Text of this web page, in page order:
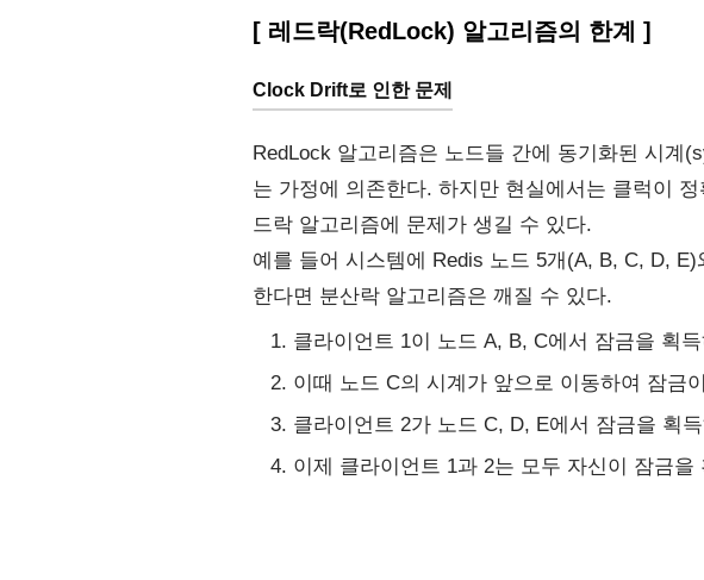
[ 레드락(RedLock) 알고리즘의 한계 ]
Clock Drift로 인한 문제
RedLock 알고리즘은 노드들 간에 동기화된 시계
는 가정에 의존한다. 하지만 현실에서는 클럭이
드락 알고리즘에 문제가 생길 수 있다.
예를 들어 시스템에 Redis 노드 5개(A, B, C, D,
한다면 분산락 알고리즘은 깨질 수 있다.
클라이언트 1이 노드 A, B, C에서 잠금을 획
이때 노드 C의 시계가 앞으로 이동하여 잠금
클라이언트 2가 노드 C, D, E에서 잠금을 획
이제 클라이언트 1과 2는 모두 자신이 잠금을